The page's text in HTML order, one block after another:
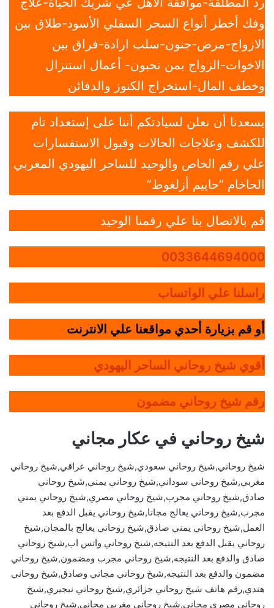
وفك أخطر أنواع السحر السفلي الأسود-طلاق بين
الازواج-مرض-جنون-سلب ارادة-فراق بين
الاخوات-الزواج بمن تحبون- أعمال استنزال
وخطف المال-استخراج الكنوز والدفائن
يسعدنا أن نعلن لسيادتكم أننا على إستعداد تام
للكشف وعلاجات الحالات وقبول الاستفسارات
علي رقم الخاص والوحيد للساحر اليهودي المغربي
الحاخام “حاييم أزلغوط”
قم بالاتصال بنا علي رقمنا الوحيد
0033644694000
راسلنا علي الواتساب
أو قم بزيارة أحدي مواقعنا علي الانترنت
أقوي شيخ روحاني الساحر اليهودي
رقم شيخ روحاني مضمون
شيخ روحاني في عكار مجاني
شيخ روحاني,شيخ روحاني سعودي,شيخ روحاني عراقي,شيخ روحاني
مغربي,شيخ روحاني سوداني,شيخ روحاني يمني,شيخ روحاني
صادق,شيخ روحاني مجرب,شيخ روحاني مصري,شيخ روحاني يمني
مجرب,شيخ روحاني يعالج مجانا,شيخ روحاني يقبل الدفع بعد
العمل,شيخ روحاني يمني صادق,شيخ روحاني يعالج بالمجان,شيخ
روحاني يقبل الدفع بعد النتيجه,شيخ روحاني واتس اب,شيخ روحاني
صادق والدفع بعد النتيجه,شيخ روحاني مجرب ومضمون,شيخ روحاني
مضمون والدفع بعد النتيجه,شيخ روحاني مجاني وصادق,شيخ روحاني
هندي,رقم هاتف شيخ روحاني جزائري,شيخ روحاني نيجيري,شيخ
روحاني مصري مجاني,شيخ روحاني مغربي مجاني,شيخ روحاني